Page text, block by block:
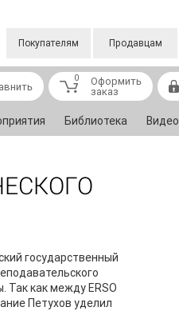
Покупателям Продавцам
0
Оформить
заказ
Библиотека Видео
государственный
Так как между ERSO
Петухов уделил